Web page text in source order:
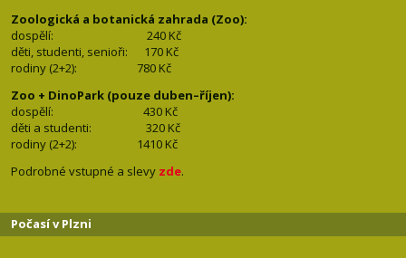
Zoologická a botanická zahrada (Zoo):
dospělí:
240 Kč
děti, studenti, senioři: 170 Kč
rodiny (2+2): 780 Kč
Zoo + DinoPark (pouze duben–říjen):
dospělí: 430 Kč
děti a studenti: 320 Kč
rodiny (2+2): 1410 Kč
Podrobné vstupné a slevy zde.
Počasí v Plzni